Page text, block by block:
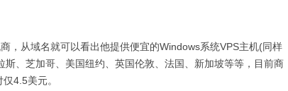
，从域名就可以看出他提供便宜的Windows系统VPS主机(同样
、芝加哥、美国纽约、英国伦敦、法国、新加坡等等，目前商
4.5美元。